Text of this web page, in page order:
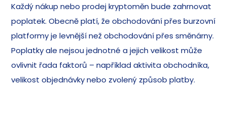
Každý nákup nebo prodej kryptoměn bude zahrnovat
poplatek. Obecně platí, že obchodování přes burzovní
platformy je levnější než obchodování přes směnárny.
Poplatky ale nejsou jednotné a jejich velikost může
ovlivnit řada faktorů – například aktivita obchodníka,
velikost objednávky nebo zvolený způsob platby.